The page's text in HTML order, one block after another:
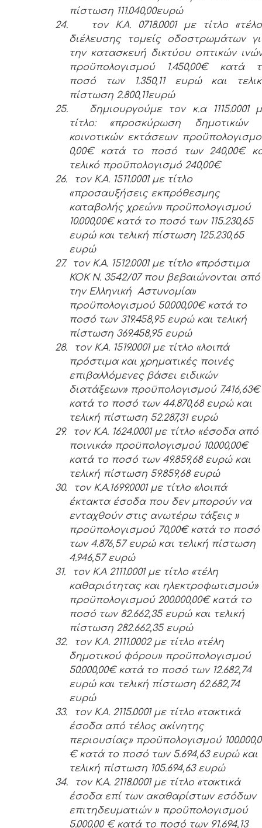
πίστωση 111.040,00ευρώ
24.
τον Κ.Α. 0718.0001 με τίτλο
διέλευσης τομείς οδοστρωμάτων
την κατασκευή δικτύου οπτικών
προϋπολογισμού 1.450,00€ κατά
ποσό των 1.350,11 ευρώ και
πίστωση 2.800,11ευρώ
25.
δημιουργούμε τον κ.α 1115.0001
τίτλο: «προσκύρωση δημοτικών
κοινοτικών εκτάσεων
0,00€ κατά το ποσό των 240,00€
τελικό προϋπολογισμό 240,00€
26.
τον Κ.Α. 1511.0001 με τίτλο
«προσαυξήσεις εκπρόθεσμης
καταβολής χρεών» προϋπολογισμού
10.000,00€ κατά το ποσό των 115.230,65
ευρώ και τελική πίστωση 125.230,65
ευρώ
27.
τον Κ.Α. 1512.0001 με τίτλο «πρόστιμα
ΚΟΚ Ν. 3542/07 που βεβαιώνονται από
την Ελληνική Αστυνομία»
προϋπολογισμού 50.000,00€ κατά το
ποσό των 319.458,95 ευρώ και τελική
πίστωση 369.458,95 ευρώ
28.
τον Κ.Α. 1519.0001 με τίτλο «λοιπά
πρόστιμα και χρηματικές ποινές
επιβαλλόμενες βάσει ειδικών
διατάξεων» προϋπολογισμού 7.416,63€
κατά το ποσό των 44.870,68 ευρώ και
τελική πίστωση 52.287,31 ευρώ
29.
τον Κ.Α. 1624.0001 με τίτλο «έσοδα από
ποινικά» προϋπολογισμού 10.000,00€
κατά το ποσό των 49.859,68 ευρώ και
τελική πίστωση 59.859,68 ευρώ
30.
τον Κ.Α.1699.0001 με τίτλο «λοιπά
έκτακτα έσοδα που δεν μπορούν να
ενταχθούν στις ανωτέρω τάξεις »
προϋπολογισμού 70,00€ κατά το ποσό
των 4.876,57 ευρώ και τελική πίστωση
4.946,57 ευρώ
31.
τον Κ.Α 2111.0001 με τίτλο «τέλη
καθαριότητας και ηλεκτροφωτισμού»
προϋπολογισμού 200.000,00€ κατά το
ποσό των 82.662,35 ευρώ και τελική
πίστωση 282.662,35 ευρώ
32.
τον Κ.Α. 2111.0002 με τίτλο «τέλη
δημοτικού φόρου» προϋπολογισμού
50.000,00€ κατά το ποσό των 12.682,74
ευρώ και τελική πίστωση 62.682,74
ευρώ
33.
τον Κ.Α. 2115.0001 με τίτλο «τακτικά
έσοδα από τέλος ακίνητης
περιουσίας» προϋπολογισμού
€ κατά το ποσό των 5.694,63 ευρώ και
τελική πίστωση 105.694,63 ευρώ
34.
τον Κ.Α. 2118.0001 με τίτλο «τακτικά
έσοδα επί των ακαθαρίστων εσόδων
επιτηδευματιών » προϋπολογισμού
5.000,00 € κατά το ποσό των 91.694,13